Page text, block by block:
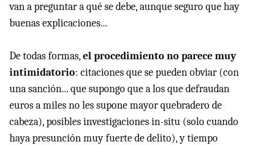
van a preguntar a qué se debe, aunque seguro que hay
buenas explicaciones...
De todas formas,el procedimiento no parece muy
intimidatorio: citaciones que se pueden obviar (con
una sanción... que supongo que a los que defraudan
euros a miles no les supone mayor quebradero de
cabeza), posibles investigaciones in-situ (solo cuando
haya presunción muy fuerte de delito), y tiempo